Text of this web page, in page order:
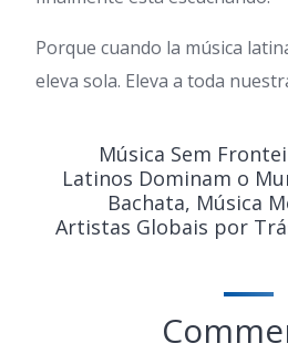
Porque cuando la música
eleva sola. Eleva a toda
Música Sem
Latinos Dominam o
Bachata, Música
Artistas Globais por